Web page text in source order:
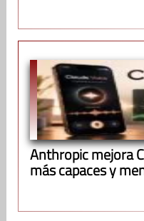
Anthropic mejora
más capaces y